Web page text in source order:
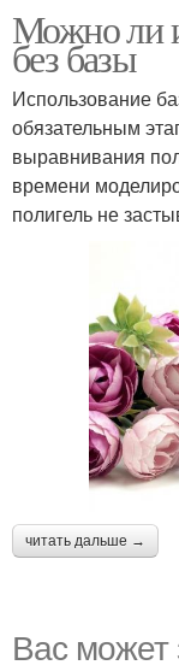
Можно ли
без базы
Использование
обязательным
выравнивания
времени
полигель не
читать дальше →
Вас может